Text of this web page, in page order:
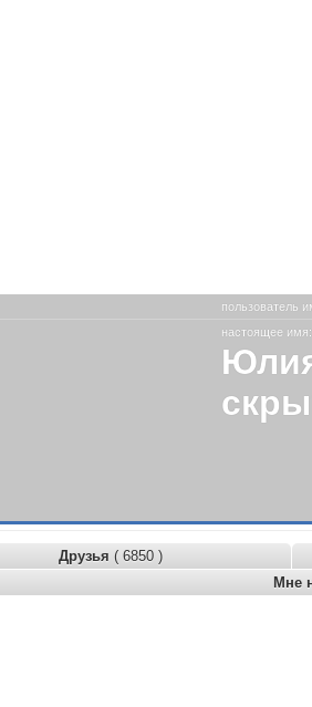
пользователь
настоящее имя:
Друзья ( 6850 )
Мне